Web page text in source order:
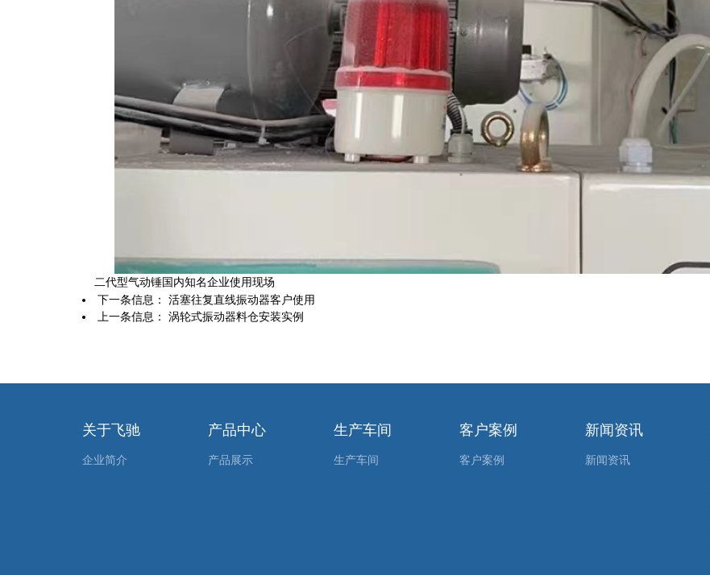
二代型气动锤国内知名企业使用现场
下一条信息： 活塞往复直线振动器客户使用
上一条信息： 涡轮式振动器料仓安装实例
关于飞驰
企业简介
产品中心
产品展示
生产车间
生产车间
客户案例
客户案例
新闻资讯
新闻资讯